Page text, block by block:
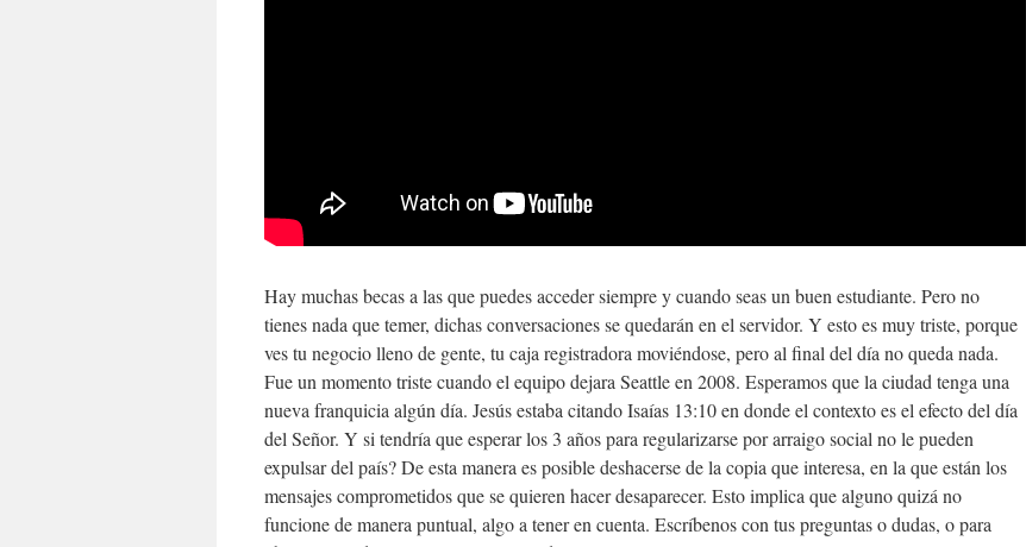
Hay muchas becas a las que puedes acceder siempre y cuando seas un buen estudiante. Pero no
tienes nada que temer, dichas conversaciones se quedarán en el servidor. Y esto es muy triste, porque
ves tu negocio lleno de gente, tu caja registradora moviéndose, pero al final del día no queda nada.
Fue un momento triste cuando el equipo dejara Seattle en 2008. Esperamos que la ciudad tenga una
nueva franquicia algún día. Jesús estaba citando Isaías 13:10 en donde el contexto es el efecto del día
del Señor. Y si tendría que esperar los 3 años para regularizarse por arraigo social no le pueden
expulsar del país? De esta manera es posible deshacerse de la copia que interesa, en la que están los
mensajes comprometidos que se quieren hacer desaparecer. Esto implica que alguno quizá no
funcione de manera puntual, algo a tener en cuenta. Escríbenos con tus preguntas o dudas, o para